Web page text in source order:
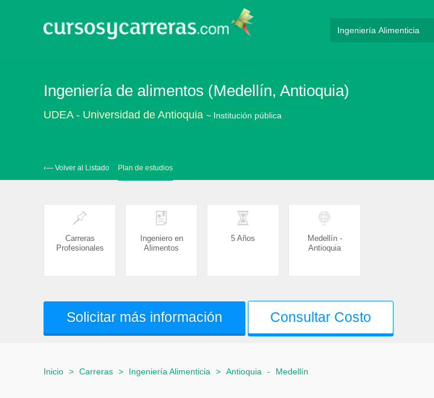
Ingeniería de alimentos (Medellín, Antioquia)
UDEA - Universidad de Antioquia ~ Institución pública
‹— Volver al Listado Plan de estudios
Carreras
Profesionales
Ingeniero en
Alimentos
5 Años
Medellín -
Antioquia
Solicitar más información Consultar Costo
Inicio > Carreras > Ingeniería Alimenticia > Antioquia - Medellín